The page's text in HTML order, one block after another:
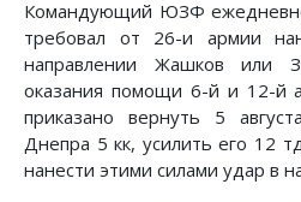
Командующий ЮЗФ
требовал от 26-и армии
направлении Жашков или
оказания помощи 6-й и 12-й
приказано вернуть 5
Днепра 5 кк, усилить его 12
нанести этими силами удар в